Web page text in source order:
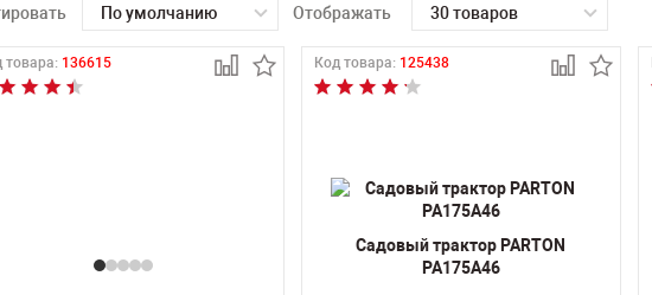
По умолчанию Отображать 30 товаров
товара: 136615 Код товара: 125438
Садовый трактор PARTON
PA175A46